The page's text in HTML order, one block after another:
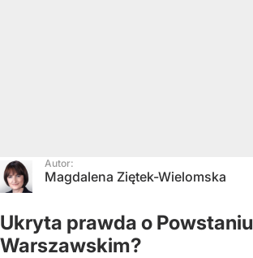
Autor:
Magdalena Ziętek-Wielomska
Ukryta prawda o Powstaniu
Warszawskim?